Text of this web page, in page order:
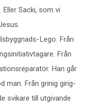
Sacki, som vi
Lego. Från
Från
Han går
man. Från grinig girig-
svikare till utgivande